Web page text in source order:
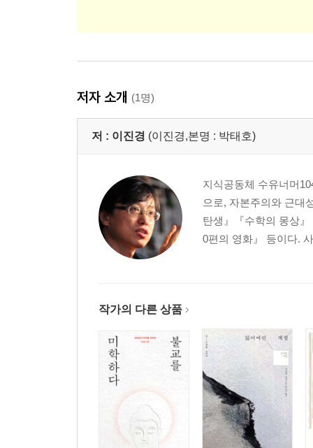
저자 소개 (1명)
저 : 이진경 (이진경,본명 : 박태호)
지식공동체 수유너머
으로, 자본주의와 근대
탄생』『수학의 몽상
0편의 영화』 등이다.
작가의 다른 상품